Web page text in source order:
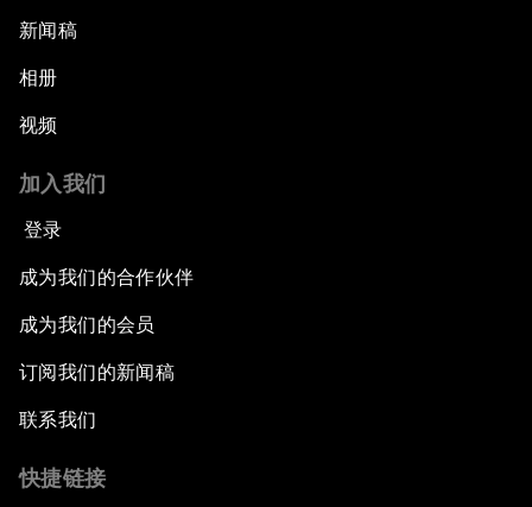
新闻稿
相册
视频
加入我们
登录
成为我们的合作伙伴
成为我们的会员
订阅我们的新闻稿
联系我们
快捷链接